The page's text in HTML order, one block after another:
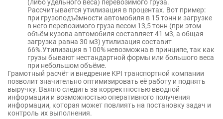
(либо удельного веса) перевозимого груза.
Рассчитывается утилизация в процентах. Вот пример:
при грузоподъёмности автомобиля в 15 тонн и загрузке
в него перевозимого груза весом 13,5 тонн (при этом
объём кузова автомобиля составляет 41 м3, а общая
загрузка равна 30 м3) утилизация составит
66%.Утилизация в 100% невозможна в принципе, так как
грузы бывают нестандартной формы или большого веса
при небольшом объёме.
Грамотный расчёт и внедрение KPI транспортной компании
позволит значительно оптимизировать её работу и поднять
выручку. Важно следить за корректностью вводной
информации и возможностью оперативного получения
информации, которая может повлиять на постановку задач и
контроль их выполнения.